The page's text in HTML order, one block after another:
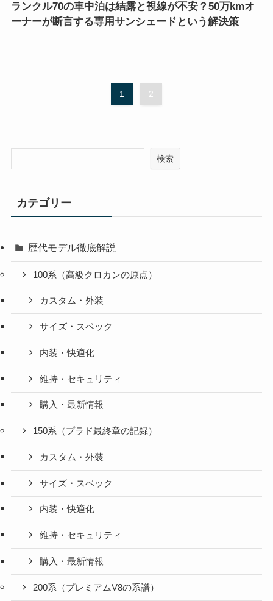
ランクル70の車中泊は結露と視線が不安？50万kmオ
ーナーが断言する専用サンシェードという解決策
1 2
検索
カテゴリー
歴代モデル徹底解説
100系（高級クロカンの原点）
カスタム・外装
サイズ・スペック
内装・快適化
維持・セキュリティ
購入・最新情報
150系（プラド最終章の記録）
カスタム・外装
サイズ・スペック
内装・快適化
維持・セキュリティ
購入・最新情報
200系（プレミアムV8の系譜）